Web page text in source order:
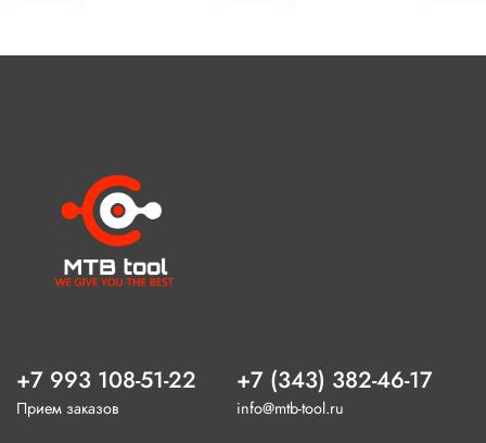
+7 993 108-51-22
Прием заказов
+7 (343) 382-46-17
info@mtb-tool.ru